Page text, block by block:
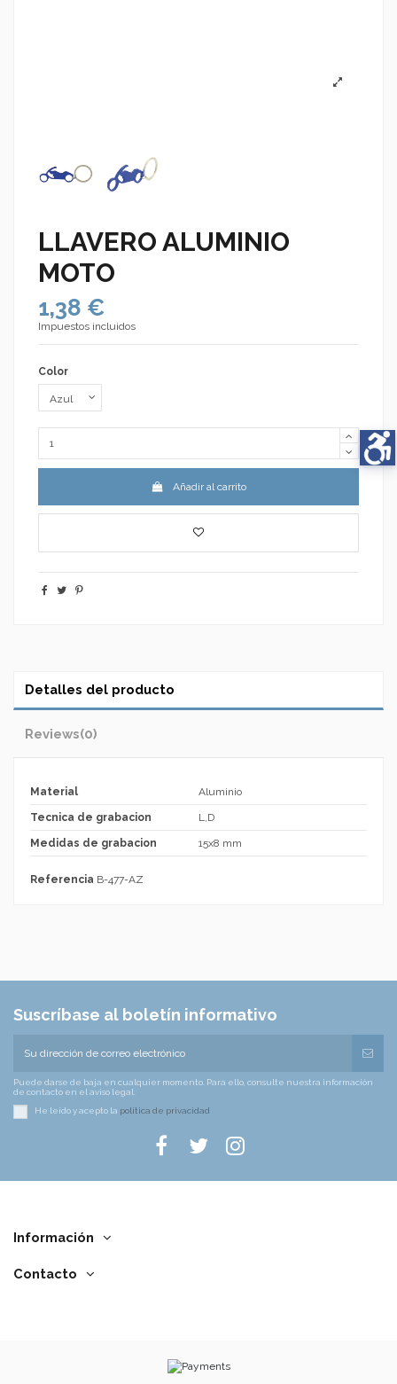
LLAVERO ALUMINIO
MOTO
1,38 €
Impuestos incluidos
Color
Añadir al carrito
Detalles del producto
Reviews(0)
Material Aluminio
Tecnica de grabacion L,D
Medidas de grabacion 15x8 mm
Referencia B-477-AZ
Suscríbase al boletín informativo
Puede darse de baja en cualquier momento. Para ello, consulte nuestra información
de contacto en el aviso legal.
He leído y acepto la política de privacidad
Información
Contacto